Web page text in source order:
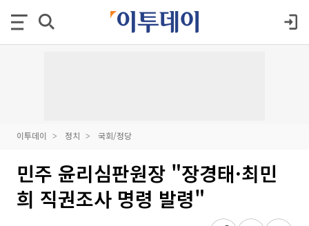
이투데이 정치 국회/정당
민주 윤리심판원장 "장경태·최민
희 직권조사 명령 발령"